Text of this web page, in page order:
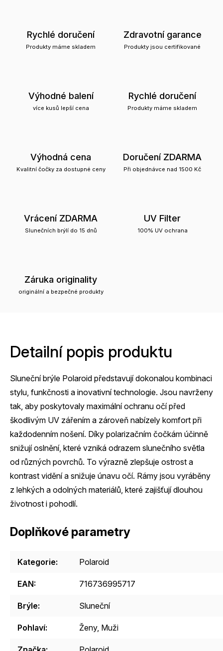
Rychlé doručení
Produkty máme skladem
Zdravotní garance
Produkty jsou certifikované
Výhodné balení
více kusů lepší cena
Rychlé doručení
Produkty máme skladem
Výhodná cena
Kvalitní čočky za dostupné ceny
Doručení ZDARMA
Při objednávce nad 1500 Kč
Vrácení ZDARMA
Slunečních brýlí do 15 dnů
UV Filter
100% UV ochrana
Záruka originality
originální a bezpečné produkty
Detailní popis produktu
Sluneční brýle Polaroid představují dokonalou kombinaci
stylu, funkčnosti a inovativní technologie. Jsou navrženy
tak, aby poskytovaly maximální ochranu očí před
škodlivým UV zářením a zároveň nabízely komfort při
každodenním nošení. Díky polarizačním čočkám účinně
snižují oslnění, které vzniká odrazem slunečního světla
od různých povrchů. To výrazně zlepšuje ostrost a
kontrast vidění a snižuje únavu očí. Rámy jsou vyráběny
z lehkých a odolných materiálů, které zajišťují dlouhou
životnost i pohodlí.
Doplňkové parametry
Kategorie: Polaroid
EAN: 716736995717
Brýle: Sluneční
Pohlaví: Ženy, Muži